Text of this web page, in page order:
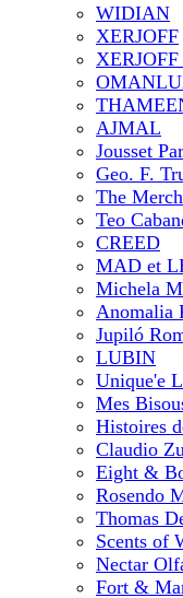
WIDIAN
XERJOFF
AJMAL
Jousset
Geo. F.
The
Teo
CREED
MAD et
Michela
Anomalia
Jupiló
LUBIN
Unique'e
Mes
Histoires
Claudio
Eight &
Rosendo
Thomas
Scents of
Nectar
Fort &